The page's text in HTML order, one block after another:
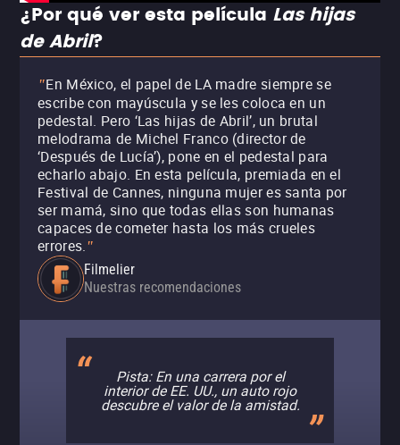
¿Por qué ver esta película Las hijas
de Abril?
"En México, el papel de LA madre siempre se
escribe con mayúscula y se les coloca en un
pedestal. Pero ‘Las hijas de Abril’, un brutal
melodrama de Michel Franco (director de
‘Después de Lucía’), pone en el pedestal para
echarlo abajo. En esta película, premiada en el
Festival de Cannes, ninguna mujer es santa por
ser mamá, sino que todas ellas son humanas
capaces de cometer hasta los más crueles
errores."
Filmelier
Nuestras recomendaciones
Pista: En una carrera por el
interior de EE. UU., un auto rojo
descubre el valor de la amistad.